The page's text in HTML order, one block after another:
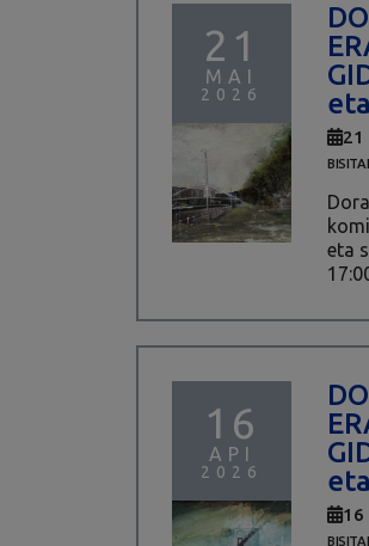
21
MAI
2026
21
eta
16
API
2026
16